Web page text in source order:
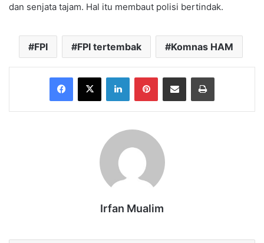
dan senjata tajam. Hal itu membaut polisi bertindak.
FPI FPI tertembak Komnas HAM
Facebook
X LinkedInPinterestShare via Email Print
Irfan Mualim